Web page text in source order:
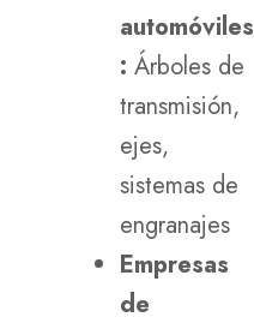
automóviles
: Árboles de
transmisión,
ejes,
sistemas de
engranajes
Empresas
de